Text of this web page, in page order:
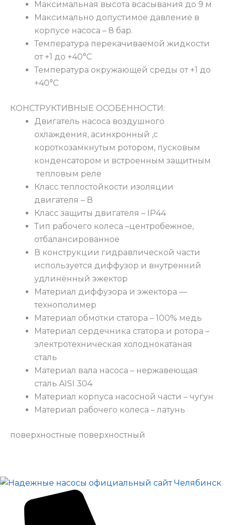
Максимальная высота всасывания до 9 м
Максимально допустимое давление в
корпусе насоса – 8 бар.
Температура перекачиваемой жидкости
от +1 до +40°С
Температура окружающей среды от +1 до
+40°С
КОНСТРУКТИВНЫЕ ОСОБЕННОСТИ:
Двигатель насоса воздушного
охлаждения, асинхронный ,с
короткозамкнутым ротором, пусковым
конденсатором и встроенным защитным
тепловым реле
Класс теплостойкости изоляции
двигателя – В
Класс защиты двигателя – IP44
Тип рабочего колеса –центробежное,
отбалансированное
В конструкции гидравлической части
используется диффузор и внутренний
удлинённый эжектор
Материал диффузора и эжектора —
технополимер
Материал обмотки статора – 100% медь
Материал сердечника статора и ротора –
электротехническая холоднокатаная
сталь
Материал вала насоса – нержавеющая
сталь AISI 304
Материал корпуса насосной части – чугун
Материал рабочего колеса – латунь
поверхностные поверхностный